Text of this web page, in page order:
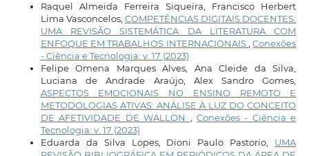
Raquel Almeida Ferreira Siqueira, Francisco Herbert
Lima Vasconcelos, COMPETÊNCIAS DIGITAIS DOCENTES:
UMA REVISÃO SISTEMÁTICA DA LITERATURA COM
ENFOQUE EM TRABALHOS INTERNACIONAIS,Conexões
- Ciência e Tecnologia: v. 17 (2023)
Felipe Omena Marques Alves, Ana Cleide da Silva,
Luciana de Andrade Araújo, Alex Sandro Gomes,
ASPECTOS EMOCIONAIS NO ENSINO REMOTO E
METODOLOGIAS ATIVAS: ANÁLISE À LUZ DO CONCEITO
DE AFETIVIDADE DE WALLON , Conexões - Ciência e
Tecnologia: v. 17 (2023)
Eduarda da Silva Lopes, Dioni Paulo Pastorio, UMA